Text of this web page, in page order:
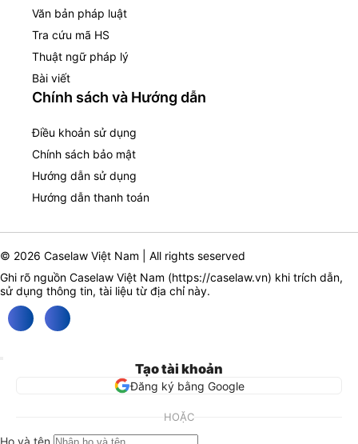
Văn bản pháp luật
Tra cứu mã HS
Thuật ngữ pháp lý
Bài viết
Chính sách và Hướng dẫn
Điều khoản sử dụng
Chính sách bảo mật
Hướng dẫn sử dụng
Hướng dẫn thanh toán
© 2026 Caselaw Việt Nam | All rights seserved
Ghi rõ nguồn Caselaw Việt Nam (https://caselaw.vn) khi trích dẫn,
sử dụng thông tin, tài liệu từ địa chỉ này.
Tạo tài khoản
Đăng ký bằng Google
HOẶC
Họ và tên